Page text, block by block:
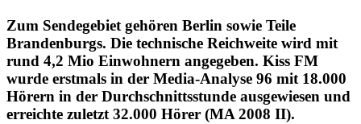
Zum Sendegebiet gehören Berlin sowie Teile
Brandenburgs. Die technische Reichweite wird mit
rund 4,2 Mio Einwohnern angegeben. Kiss FM
wurde erstmals in der Media-Analyse 96 mit 18.000
Hörern in der Durchschnittsstunde ausgewiesen und
erreichte zuletzt 32.000 Hörer (MA 2008 II).